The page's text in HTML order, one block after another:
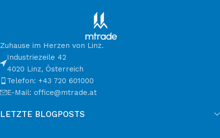
Zuhause im Herzen von Linz.
Industriezeile 42
4020 Linz, Österreich
Telefon: +43 720 601000
E-Mail: office@mtrade.at
LETZTE BLOGPOSTS